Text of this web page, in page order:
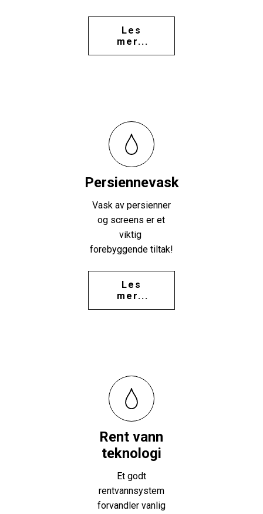
Les
mer...
Persiennevask
Vask av persienner
og screens er et
viktig
forebyggende tiltak!
Les
mer...
Rent vann
teknologi
Et godt
rentvannsystem
forvandler vanlig